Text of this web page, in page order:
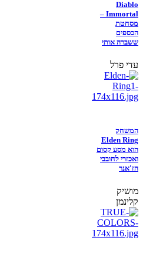
Diablo
Immortal –
מסחטת
הכספים
ששברה אותי
עדי פרל
המשחק
Elden Ring
הוא מסע קסום
ואכזרי לחובבי
הז'אנר
מושיק
קלינמן